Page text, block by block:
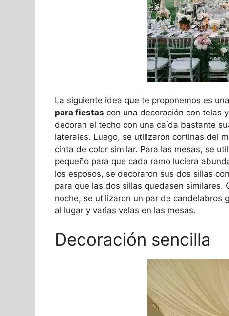
La siguiente idea que te proponemos es
para fiestas con una decoración con telas
decoran el techo con una caída bastante
laterales. Luego, se utilizaron cortinas del
cinta de color similar. Para las mesas, se
pequeño para que cada ramo luciera
los esposos, se decoraron sus dos sillas
para que las dos sillas quedasen
noche, se utilizaron un par de candelabros
al lugar y varias velas en las mesas.
Decoración sencilla